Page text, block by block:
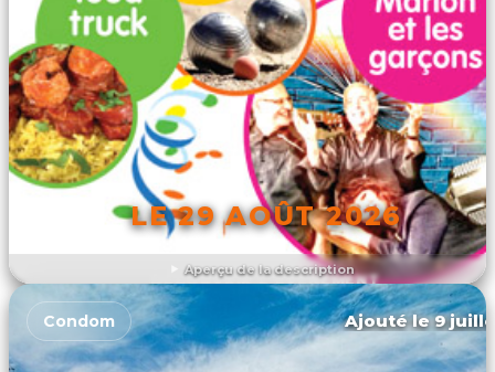
Aperçu de la description
LE 29 AOÛT 2026
DÉCOUVRIR L'ÉVÉNEMENT
Condom Ajouté le 9